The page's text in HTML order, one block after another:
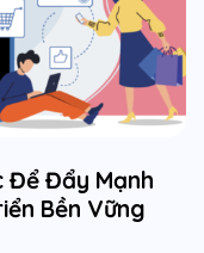
Để Đẩy Mạnh
Bền Vững